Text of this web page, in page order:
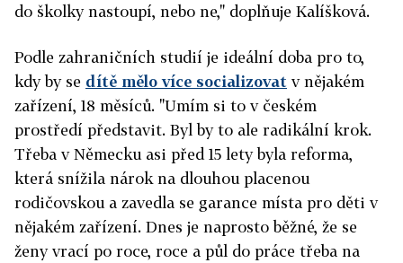
do školky nastoupí, nebo ne," doplňuje Kalíšková.
Podle zahraničních studií je ideální doba pro to,
kdy by se dítě mělo více socializovat v nějakém
zařízení, 18 měsíců. "Umím si to v českém
prostředí představit. Byl by to ale radikální krok.
Třeba v Německu asi před 15 lety byla reforma,
která snížila nárok na dlouhou placenou
rodičovskou a zavedla se garance místa pro děti v
nějakém zařízení. Dnes je naprosto běžné, že se
ženy vrací po roce, roce a půl do práce třeba na